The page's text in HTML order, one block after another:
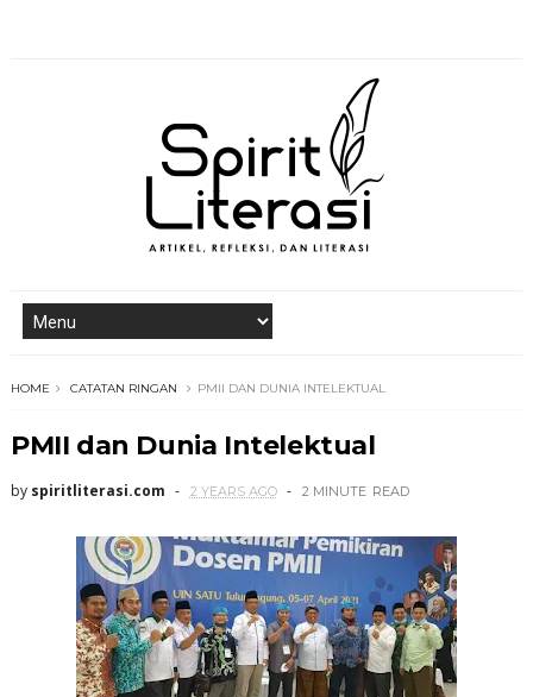
HOME CATATAN RINGAN PMII DAN DUNIA INTELEKTUAL
PMII dan Dunia Intelektual
by spiritliterasi.com 2 YEARS AGO 2 MINUTE READ